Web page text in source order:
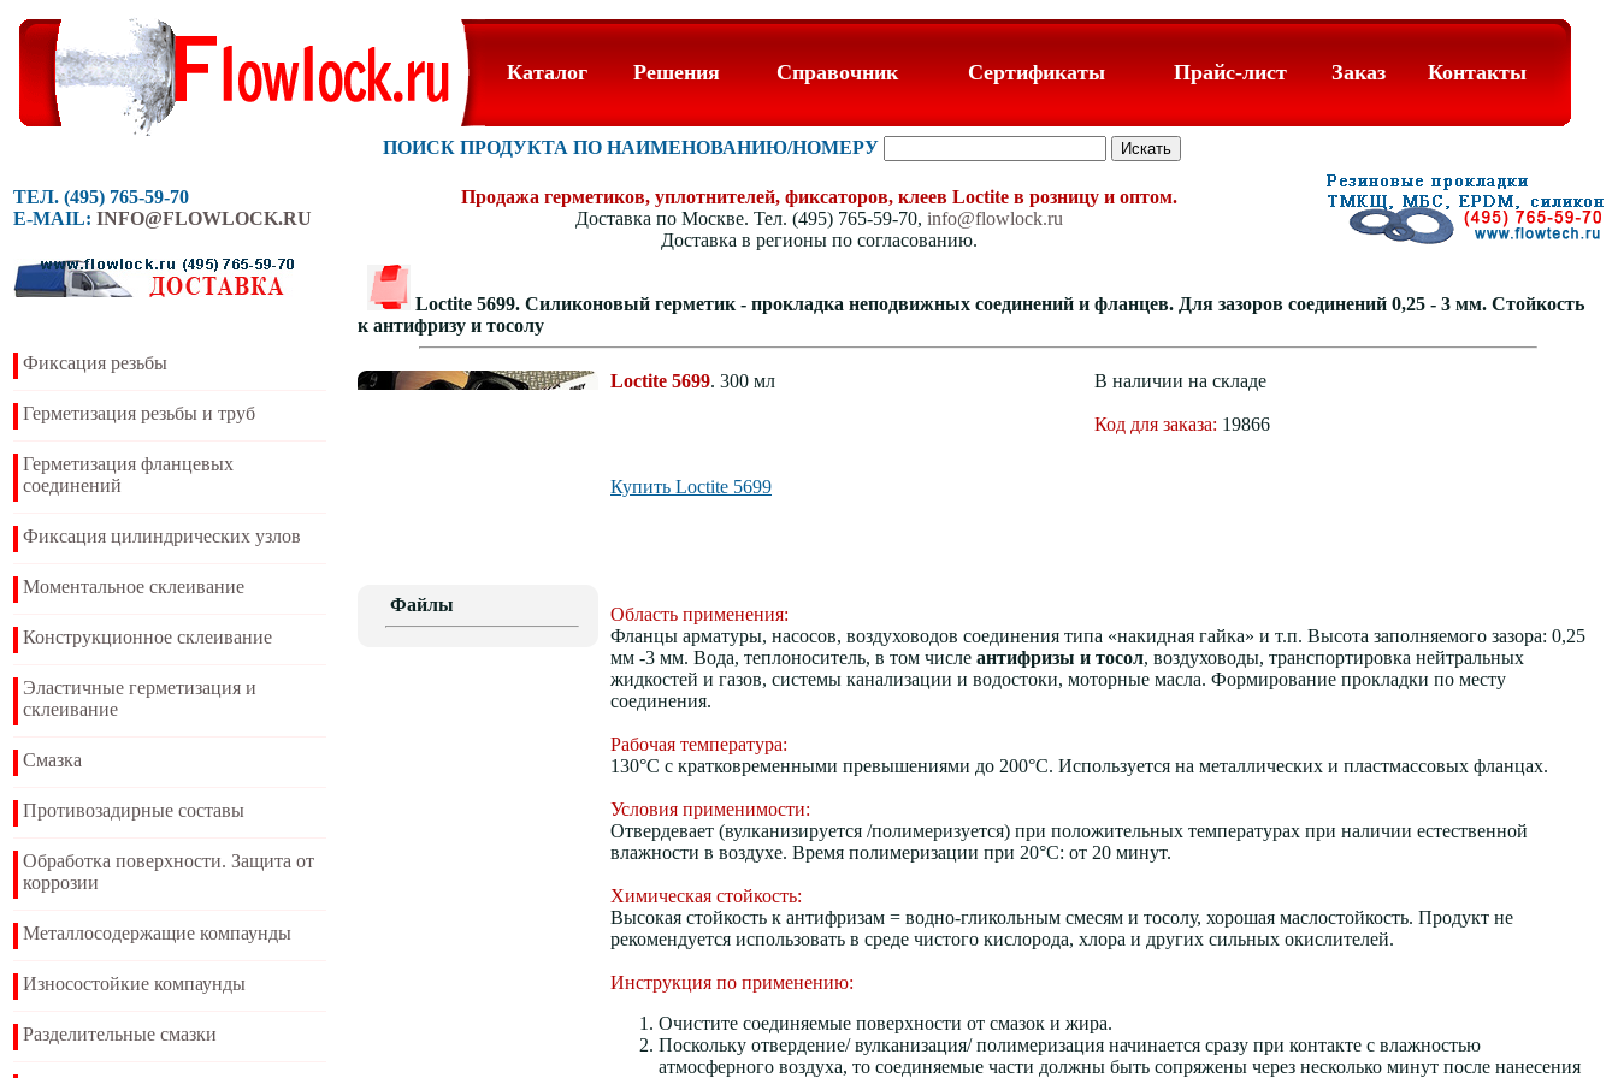
Каталог Решения Справочник Сертификаты Прайс-лист Заказ Контакты
ПОИСК ПРОДУКТА ПО НАИМЕНОВАНИЮ/НОМЕРУ
ТЕЛ. (495) 765-59-70
E-MAIL: INFO@FLOWLOCK.RU
Продажа герметиков, уплотнителей, фиксаторов, клеев Loctite в розницу и оптом.
Доставка по Москве. Тел. (495) 765-59-70, info@flowlock.ru
Доставка в регионы по согласованию.
Фиксация резьбы
Герметизация резьбы и труб
Герметизация фланцевых
соединений
Фиксация цилиндрических узлов
Моментальное склеивание
Конструкционное склеивание
Эластичные герметизация и
склеивание
Смазка
Противозадирные составы
Обработка поверхности. Защита от
коррозии
Металлосодержащие компаунды
Износостойкие компаунды
Разделительные смазки
Loctite 5699. Силиконовый герметик - прокладка неподвижных соединений и фланцев. Для зазоров соединений 0,25 - 3 мм. Стойкость
к антифризу и тосолу
Loctite 5699. 300 мл В наличии на складе
Код для заказа: 19866
Купить Loctite 5699
Файлы
Область применения:
Фланцы арматуры, насосов, воздуховодов соединения типа «накидная гайка» и т.п. Высота заполняемого зазора: 0,25
мм -3 мм. Вода, теплоноситель, в том числе антифризы и тосол, воздуховоды, транспортировка нейтральных
жидкостей и газов, системы канализации и водостоки, моторные масла. Формирование прокладки по месту
соединения.
Рабочая температура:
130°С с кратковременными превышениями до 200°С. Используется на металлических и пластмассовых фланцах.
Условия применимости:
Отвердевает (вулканизируется /полимеризуется) при положительных температурах при наличии естественной
влажности в воздухе. Время полимеризации при 20°С: от 20 минут.
Химическая стойкость:
Высокая стойкость к антифризам = водно-гликольным смесям и тосолу, хорошая маслостойкость. Продукт не
рекомендуется использовать в среде чистого кислорода, хлора и других сильных окислителей.
Инструкция по применению:
Очистите соединяемые поверхности от смазок и жира.
Поскольку отвердение/ вулканизация/ полимеризация начинается сразу при контакте с влажностью
атмосферного воздуха, то соединяемые части должны быть сопряжены через несколько минут после нанесения